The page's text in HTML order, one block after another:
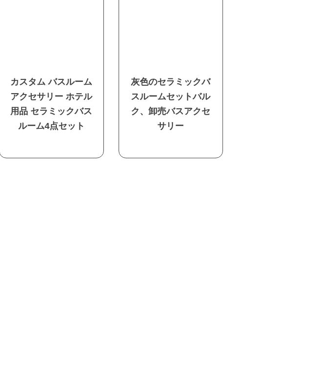
カスタム バスルーム
アクセサリー ホテル
用品 セラミックバス
ルーム4点セット
灰色のセラミックバ
スルームセットバル
ク、卸売バスアクセ
サリー